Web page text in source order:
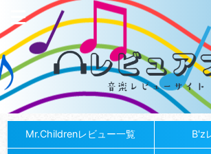
Mr.Childrenレビュー一覧 B'z